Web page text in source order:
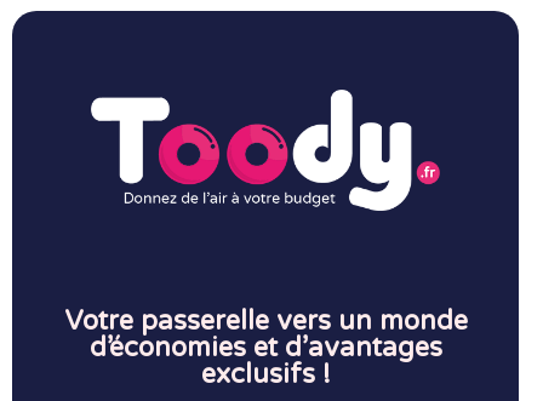
Votre passerelle vers un monde
d’économies et d’avantages
exclusifs !